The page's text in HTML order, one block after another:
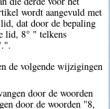
wordt aangevuld met
dat door de bepaling
lid, 8° " telkens
de volgende wijzigingen
door de woorden
door de woorden "8,